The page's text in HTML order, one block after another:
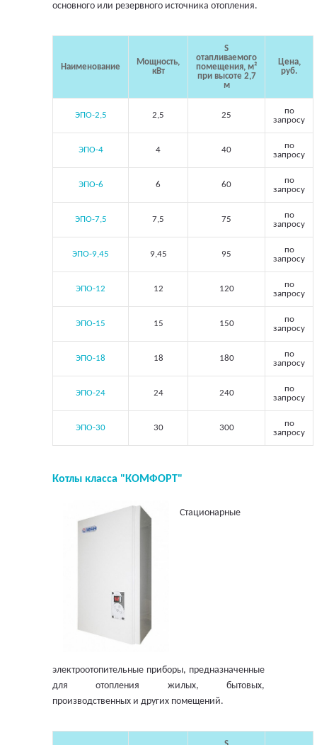
основного или резервного источника отопления.
Наименование
Мощность,
кВт
S
отапливаемого
помещения, м²
при высоте 2,7
м
Цена,
руб.
ЭПО-2,5 2,5 25
по
запросу
ЭПО-4 4 40
по
запросу
ЭПО-6 6 60
по
запросу
ЭПО-7,5 7,5 75
по
запросу
ЭПО-9,45 9,45 95
по
запросу
ЭПО-12 12 120
по
запросу
ЭПО-15 15 150
по
запросу
ЭПО-18 18 180
по
запросу
ЭПО-24 24 240
по
запросу
ЭПО-30 30 300
по
запросу
Котлы класса "КОМФОРТ"
Стационарные
электроотопительные приборы, предназначенные
для отопления жилых, бытовых,
производственных и других помещений.